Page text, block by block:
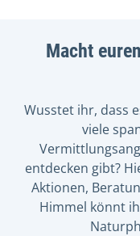
Macht
Wusstet ihr, dass
viele
entdecken gibt?
Aktionen,
Himmel könnt